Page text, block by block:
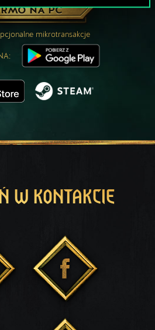
NA PC
mikrotransakcje
W KONTAKCIE